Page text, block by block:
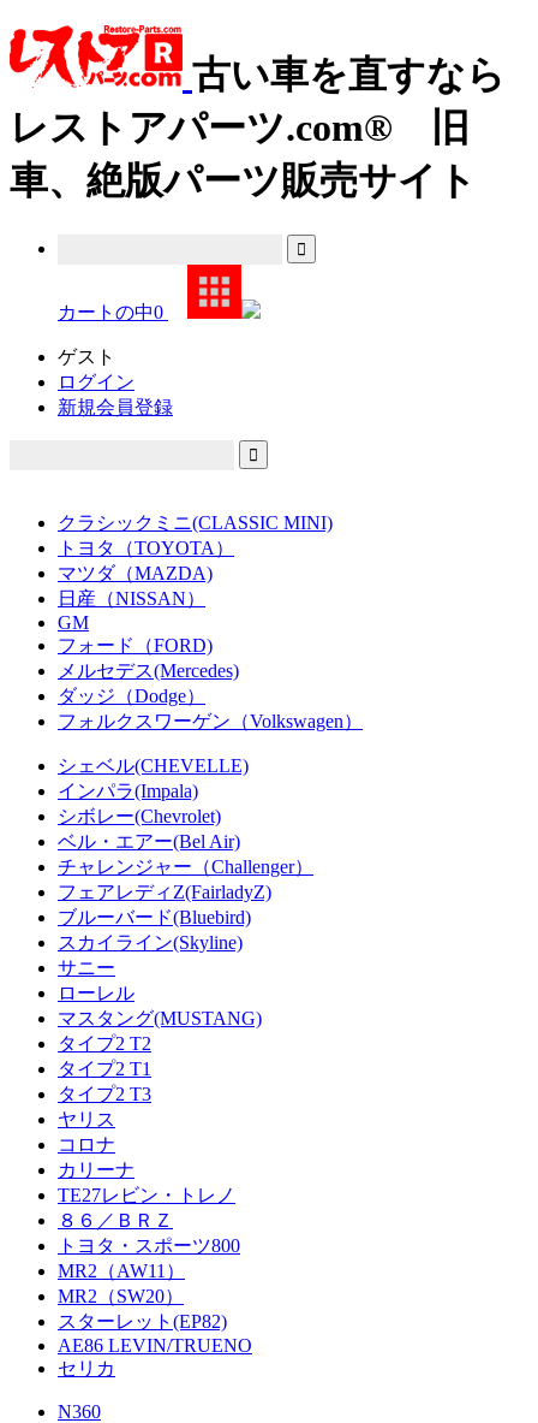
古い車を直すなら
レストアパーツ.com® 旧
車、絶版パーツ販売サイト
カートの中0
ゲスト
ログイン
新規会員登録
クラシックミニ(CLASSIC MINI)
トヨタ（TOYOTA）
マツダ（MAZDA)
日産（NISSAN）
GM
フォード（FORD)
メルセデス(Mercedes)
ダッジ（Dodge）
フォルクスワーゲン（Volkswagen）
シェベル(CHEVELLE)
インパラ(Impala)
シボレー(Chevrolet)
ベル・エアー(Bel Air)
チャレンジャー（Challenger）
フェアレディZ(FairladyZ)
ブルーバード(Bluebird)
スカイライン(Skyline)
サニー
ローレル
マスタング(MUSTANG)
タイプ2 T2
タイプ2 T1
タイプ2 T3
ヤリス
コロナ
カリーナ
TE27レビン・トレノ
８６／ＢＲＺ
トヨタ・スポーツ800
MR2（AW11）
MR2（SW20）
スターレット(EP82)
AE86 LEVIN/TRUENO
セリカ
N360